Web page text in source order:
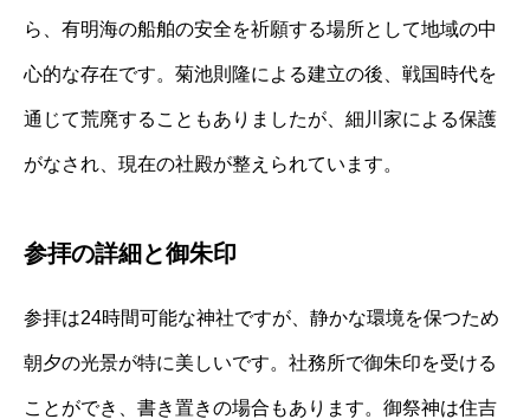
ら、有明海の船舶の安全を祈願する場所として地域の中
心的な存在です。菊池則隆による建立の後、戦国時代を
通じて荒廃することもありましたが、細川家による保護
がなされ、現在の社殿が整えられています。
参拝の詳細と御朱印
参拝は24時間可能な神社ですが、静かな環境を保つため
朝夕の光景が特に美しいです。社務所で御朱印を受ける
ことができ、書き置きの場合もあります。御祭神は住吉